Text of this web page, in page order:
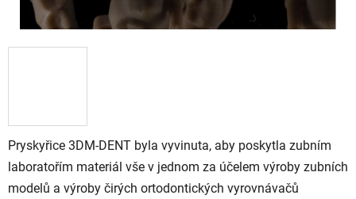
Pryskyřice 3DM-DENT byla vyvinuta, aby poskytla zubním
laboratořím materiál vše v jednom za účelem výroby zubních
modelů a výroby čirých ortodontických vyrovnávačů